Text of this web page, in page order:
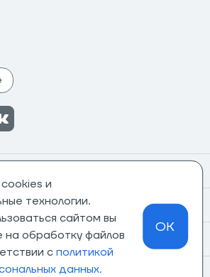
и
технологии.
сайтом вы
на обработку файлов
с политикой
данных.
OK